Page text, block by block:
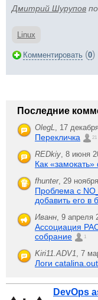
Дмитрий Шурупов
Linux
Комментировать (0)
Последние
OlegL, 17
Перекличка 21
REDkiy, 8 июня
Как
fhunter, 29
Проблема с
добавить его в
Иванн, 9 апреля
Ассоциация
собрание
1
Kiri11.ADV1, 7
Логи
DevOps